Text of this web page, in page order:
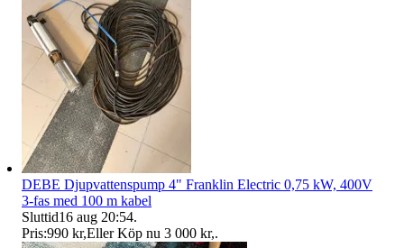
DEBE Djupvattenspump 4" Franklin Electric 0,75 kW, 400V
3-fas med 100 m kabel
Sluttid16 aug 20:54.
Pris:990 kr,Eller Köp nu 3 000 kr,.